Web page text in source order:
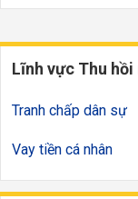
Lĩnh vực Thu hồi
Tranh chấp dân sự
Vay tiền cá nhân